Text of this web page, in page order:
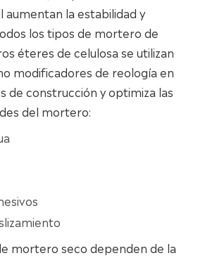
aumentan la estabilidad y
los tipos de mortero de
éteres de celulosa se utilizan
modificadores de reología en
de construcción y optimiza las
del mortero:
mortero seco dependen de la